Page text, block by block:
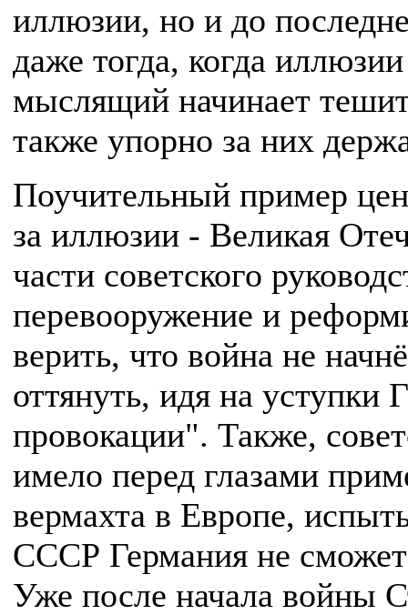
иллюзии, но и до
даже тогда, когда
мыслящий начинает
также упорно за них
Поучительный пример
за иллюзии - Великая
части советского
перевооружение и
верить, что война не
оттянуть, идя на уступки
провокации". Также,
имело перед глазами
вермахта в Европе,
СССР Германия не
Уже после начала войны